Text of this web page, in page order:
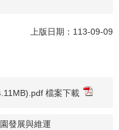
上版日期：113-09-09
檔案下載
發展與維運